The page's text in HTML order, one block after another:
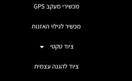
מכשירי מעקב GPS
מכשיר לגילוי האזנות
ציוד טקטי
ציוד להגנה עצמית